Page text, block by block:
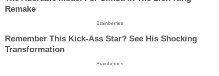
Remake
Brainberries
Remember This Kick-Ass Star? See His Shocking
Transformation
Brainberries